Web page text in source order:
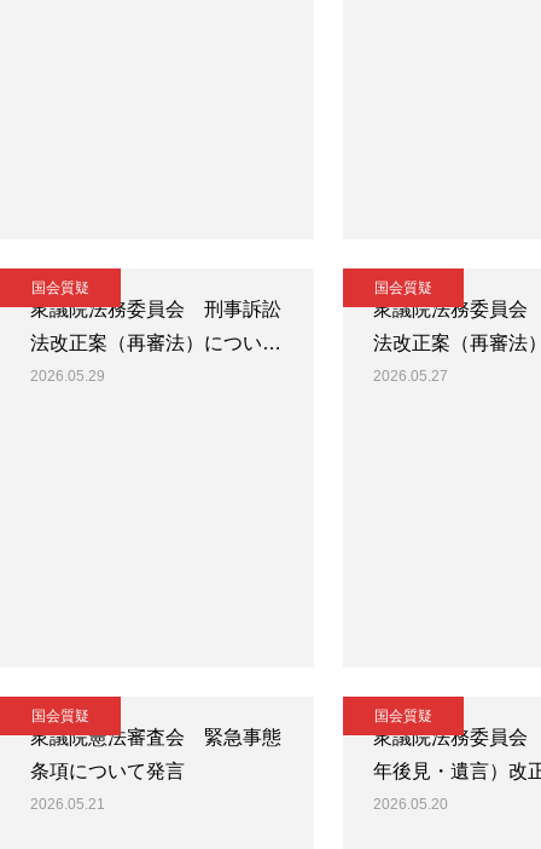
国会質疑
衆議院法務委員会 刑事訴訟
法改正案（再審法）につい…
2026.05.29
国会質疑
衆議院法務委員
法改正案（再審法
2026.05.27
国会質疑
衆議院憲法審査会 緊急事態
条項について発言
2026.05.21
国会質疑
衆議院法務委員
年後見・遺言）改
2026.05.20